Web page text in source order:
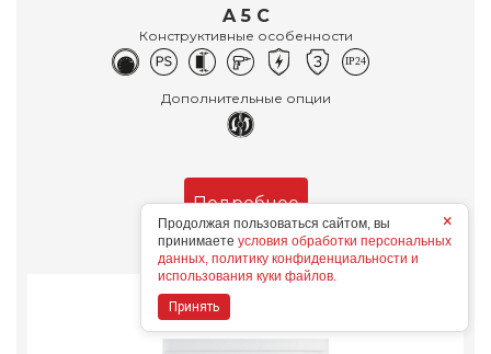
A 5 C
Конструктивные особенности
Дополнительные опции
Подробнее
×
Продолжая пользоваться сайтом, вы
принимаете условия обработки персональных
данных, политику конфиденциальности и
использования куки файлов.
Принять